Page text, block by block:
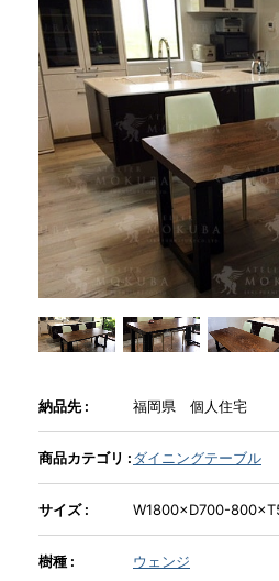
MOKUBA について
商品情報
直営店
イベント
WEBカタログ
全商品一覧
新入荷情報
納品事例
納品先 : 福岡県 個人住宅
商品カテゴリ :ダイニングテーブル
サイズ : W1800×D700-
樹種 : ウェンジ